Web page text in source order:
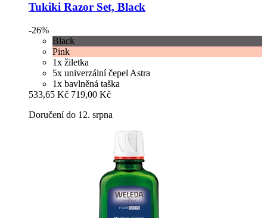
Tukiki Razor Set, Black
-26%
Black
Pink
1x žiletka
5x univerzální čepel Astra
1x bavlněná taška
533,65 Kč 719,00 Kč
Doručení do 12. srpna